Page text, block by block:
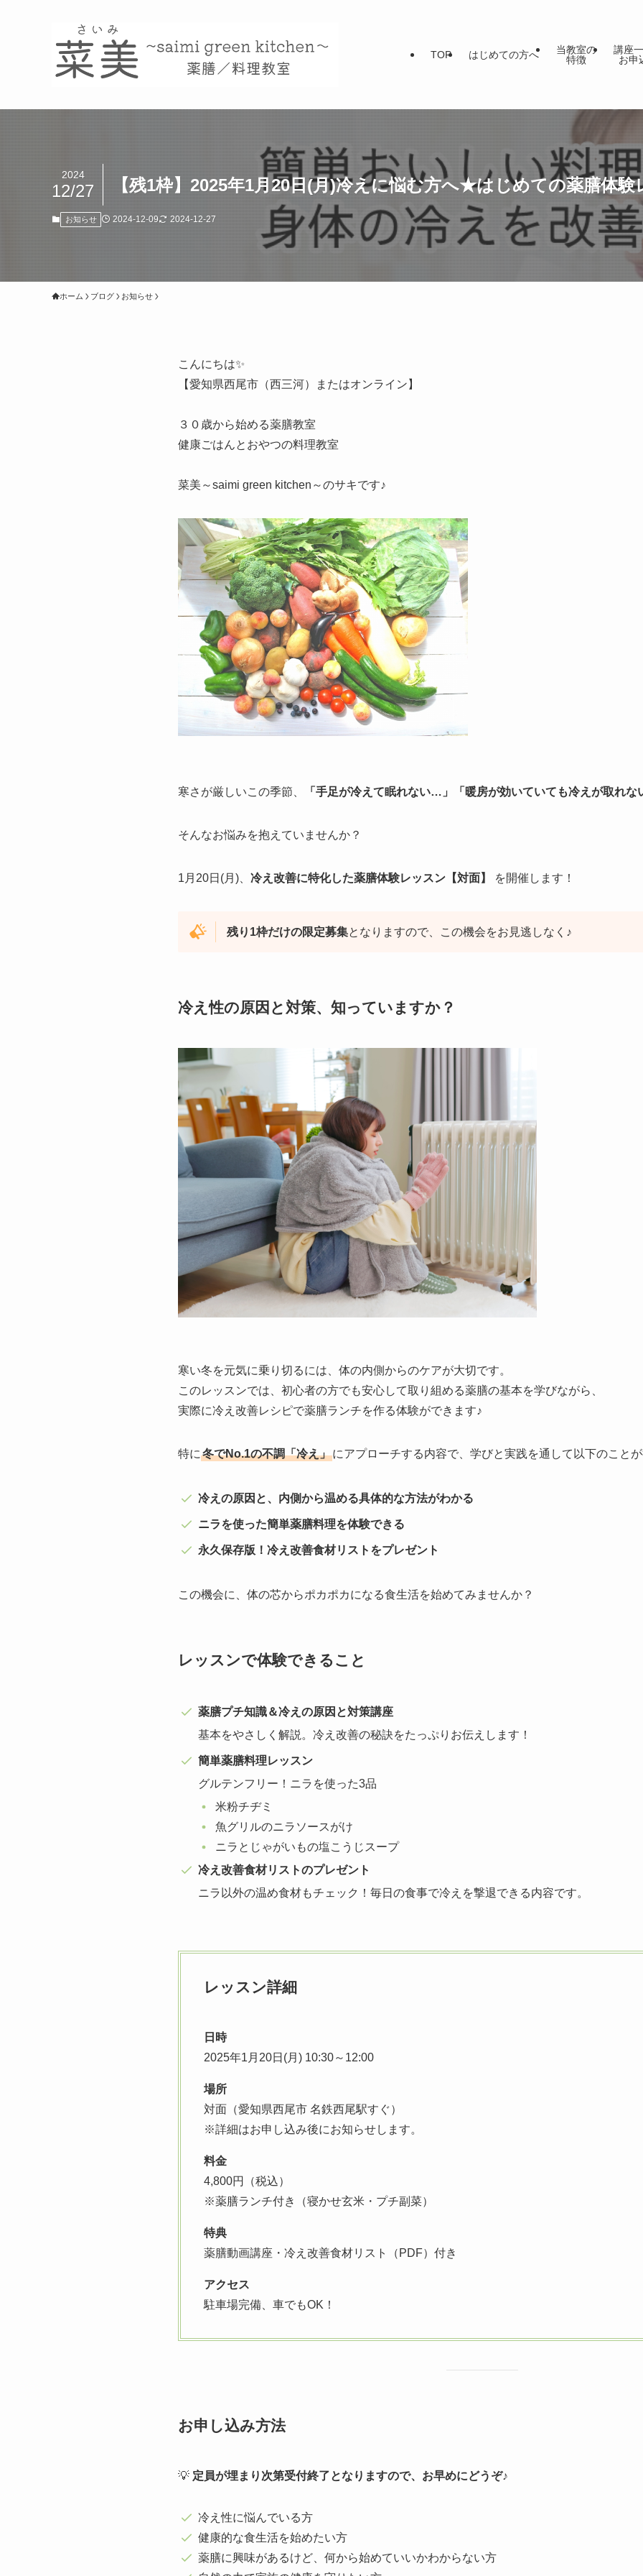
TOP はじめての方へ
当教室の
特徴
講座
お申
【残1枠】2025年1月20日(月)冷えに悩む方へ★はじめての薬膳体
2024
12/27
お知らせ 2024-12-09 2024-12-27
ホーム ブログ お知らせ
こんにちは✨
【愛知県西尾市（西三河）またはオンライン】
３０歳から始める薬膳教室
健康ごはんとおやつの料理教室
菜美～saimi green kitchen～のサキです♪
寒さが厳しいこの季節、 「手足が冷えて眠れない…」「暖房が効いていても冷えが取れ
そんなお悩みを抱えていませんか？
1月20日(月)、 冷え改善に特化した薬膳体験レッスン【対面】 を開催します！
残り1枠だけの限定募集となりますので、この機会をお見逃しなく♪
冷え性の原因と対策、知っていますか？
寒い冬を元気に乗り切るには、体の内側からのケアが大切です。
このレッスンでは、初心者の方でも安心して取り組める薬膳の基本を学びながら、
実際に冷え改善レシピで薬膳ランチを作る体験ができます♪
特に 冬でNo.1の不調「冷え」にアプローチする内容で、学びと実践を通して以下のこと
冷えの原因と、内側から温める具体的な方法がわかる
ニラを使った簡単薬膳料理を体験できる
永久保存版！冷え改善食材リストをプレゼント
この機会に、体の芯からポカポカになる食生活を始めてみませんか？
レッスンで体験できること
薬膳プチ知識＆冷えの原因と対策講座
基本をやさしく解説。冷え改善の秘訣をたっぷりお伝えします！
簡単薬膳料理レッスン
グルテンフリー！ニラを使った3品
米粉チヂミ
魚グリルのニラソースがけ
ニラとじゃがいもの塩こうじスープ
冷え改善食材リストのプレゼント
ニラ以外の温め食材もチェック！毎日の食事で冷えを撃退できる内容です。
レッスン詳細
日時
2025年1月20日(月) 10:30～12:00
場所
対面（愛知県西尾市 名鉄西尾駅すぐ）
※詳細はお申し込み後にお知らせします。
料金
4,800円（税込）
※薬膳ランチ付き（寝かせ玄米・プチ副菜）
特典
薬膳動画講座・冷え改善食材リスト（PDF）付き
アクセス
駐車場完備、車でもOK！
お申し込み方法
💡 定員が埋まり次第受付終了となりますので、お早めにどうぞ♪
冷え性に悩んでいる方
健康的な食生活を始めたい方
薬膳に興味があるけど、何から始めていいかわからない方